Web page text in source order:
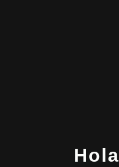
Hola